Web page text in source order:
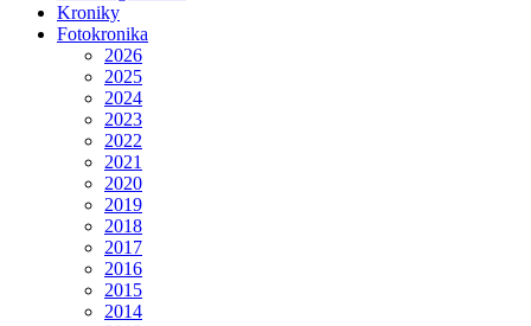
Kroniky
Fotokronika
2026
2025
2024
2023
2022
2021
2020
2019
2018
2017
2016
2015
2014